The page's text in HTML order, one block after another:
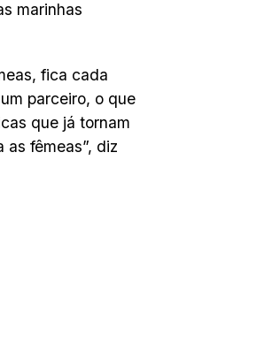
marinhas
fica cada
parceiro, o que
que já tornam
fêmeas”, diz